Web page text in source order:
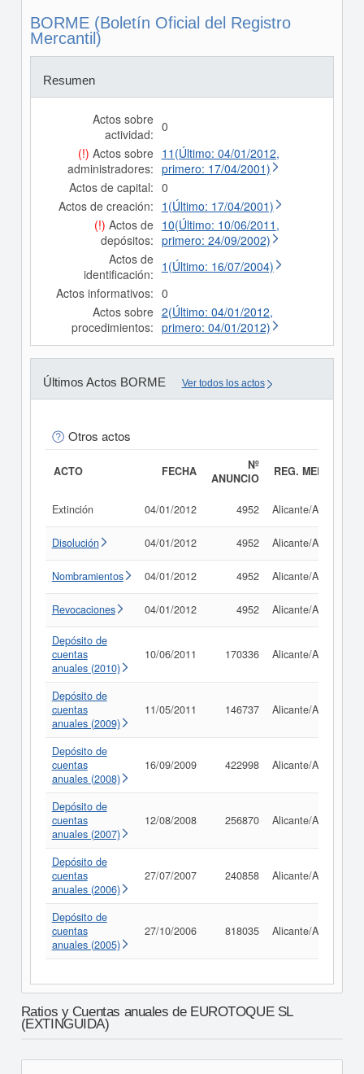
BORME (Boletín Oficial del Registro
Mercantil)
Resumen
Actos sobre
actividad: 0
(!) Actos sobre
administradores:
11(Último: 04/01/2012,
primero: 17/04/2001)
Actos de capital: 0
Actos de creación: 1(Último: 17/04/2001)
(!) Actos de
depósitos:
10(Último: 10/06/2011,
primero: 24/09/2002)
Actos de
identificación: 1(Último: 16/07/2004)
Actos informativos: 0
Actos sobre
procedimientos:
2(Último: 04/01/2012,
primero: 04/01/2012)
Últimos Actos BORME Ver todos los actos
Otros actos
ACTO FECHA
Nº
ANUNCIO
REG. MERC.
Extinción 04/01/2012 4952 Alicante/Alacant
Disolución 04/01/2012 4952 Alicante/Alacant
Nombramientos 04/01/2012 4952 Alicante/Alacant
Revocaciones 04/01/2012 4952 Alicante/Alacant
Depósito de
cuentas
anuales (2010)
10/06/2011 170336 Alicante/Alacant
Depósito de
cuentas
anuales (2009)
11/05/2011 146737 Alicante/Alacant
Depósito de
cuentas
anuales (2008)
16/09/2009 422998 Alicante/Alacant
Depósito de
cuentas
anuales (2007)
12/08/2008 256870 Alicante/Alacant
Depósito de
cuentas
anuales (2006)
27/07/2007 240858 Alicante/Alacant
Depósito de
cuentas
anuales (2005)
27/10/2006 818035 Alicante/Alacant
Ratios y Cuentas anuales de EUROTOQUE SL
(EXTINGUIDA)